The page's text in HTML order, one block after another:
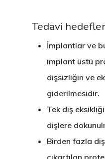
Tedavi
İmplantlar ve
implant üstü
dişsizliğin ve
giderilmesidir.
Tek diş
dişlere
Birden fazla
çıkartılan